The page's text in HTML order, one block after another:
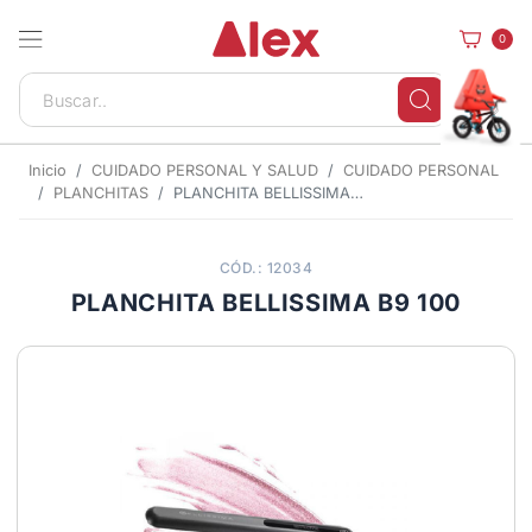
0
Inicio CUIDADO PERSONAL Y SALUD
CUIDADO PERSONAL
PLANCHITAS
PLANCHITA BELLISSIMA B9 100
CÓD.: 12034
PLANCHITA BELLISSIMA B9 100